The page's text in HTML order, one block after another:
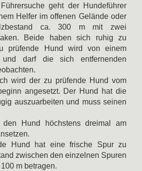
geht der Hundeführer
Helfer im offenen Gelände oder
ca. 300 m mit zwei
Beide haben sich ruhig zu
prüfende Hund wird von einem
und darf die sich entfernenden
wird der zu prüfende Hund vom
angesetzt. Der Hund hat die
auszuarbeiten und muss seinen
Hund höchstens dreimal am
Hund hat eine frische Spur zu
zwischen den einzelnen Spuren
m betragen.